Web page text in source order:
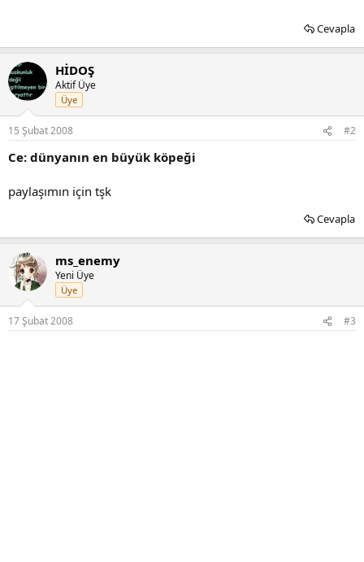
Cevapla
HİDOŞ
Aktif Üye
Üye
15 Şubat 2008 #2
Ce: dünyanın en büyük köpeği
paylaşımın için tşk
Cevapla
ms_enemy
Yeni Üye
Üye
17 Şubat 2008 #3